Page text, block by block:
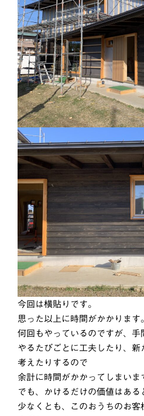
今回は横貼りです。
思った以上に時間がかかります
何回もやっているのですが、手
やるたびごとに工夫したり、新
考えたりするので
余計に時間がかかってしまいま
でも、かけるだけの価値はある
少なくとも、このおうちのお客